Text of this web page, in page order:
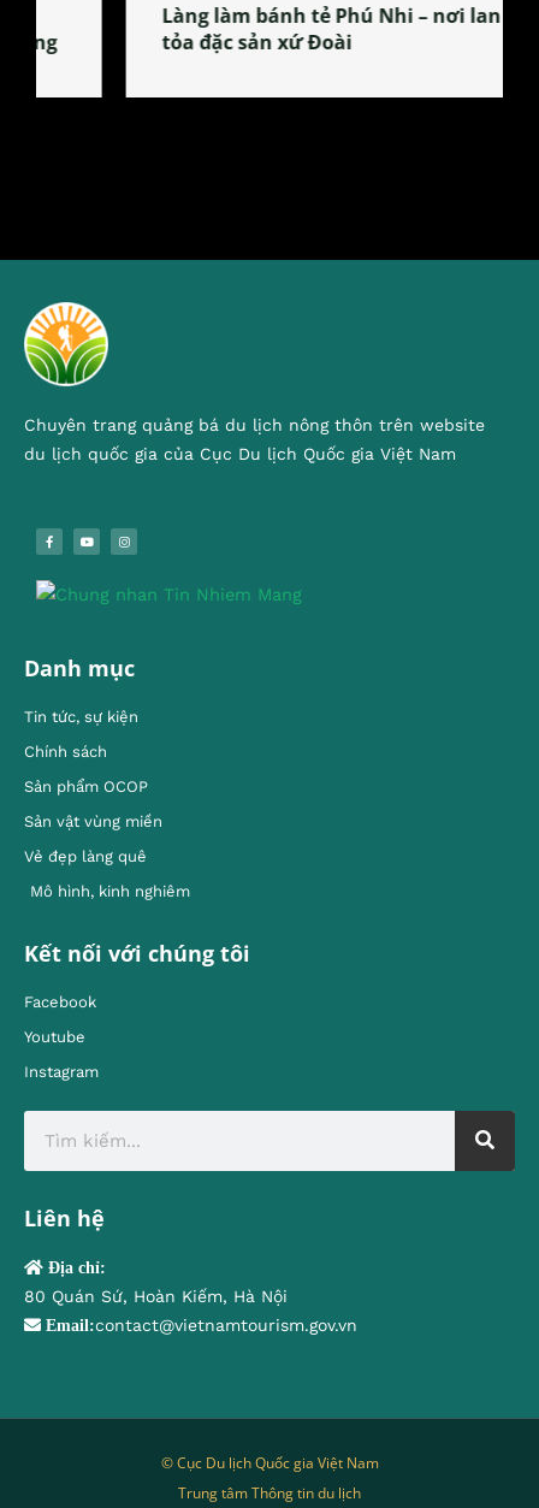
Làng làm bánh tẻ Phú Nhi – nơi lan
tỏa đặc sản xứ Đoài
Chuyên trang quảng bá du lịch nông thôn trên website
du lịch quốc gia của Cục Du lịch Quốc gia Việt Nam
Danh mục
Tin tức, sự kiện
Chính sách
Sản phẩm OCOP
Sản vật vùng miền
Vẻ đẹp làng quê
Mô hình, kinh nghiêm
Kết nối với chúng tôi
Facebook
Youtube
Instagram
Liên hệ
Địa chỉ:
80 Quán Sứ, Hoàn Kiếm, Hà Nội
Email:contact@vietnamtourism.gov.vn
© Cục Du lịch Quốc gia Việt Nam
Trung tâm Thông tin du lịch